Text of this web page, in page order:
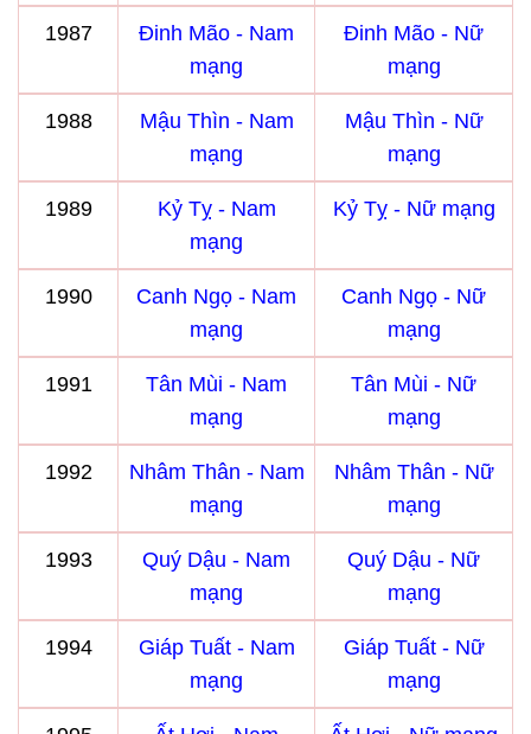
1987
Đinh Mão - Nam
mạng
Đinh Mão - Nữ
mạng
1988
Mậu Thìn - Nam
mạng
Mậu Thìn - Nữ
mạng
1989
Kỷ Tỵ - Nam
mạng
Kỷ Tỵ - Nữ mạng
1990
Canh Ngọ - Nam
mạng
Canh Ngọ - Nữ
mạng
1991
Tân Mùi - Nam
mạng
Tân Mùi - Nữ
mạng
1992
Nhâm Thân - Nam
mạng
Nhâm Thân - Nữ
mạng
1993
Quý Dậu - Nam
mạng
Quý Dậu - Nữ
mạng
1994
Giáp Tuất - Nam
mạng
Giáp Tuất - Nữ
mạng